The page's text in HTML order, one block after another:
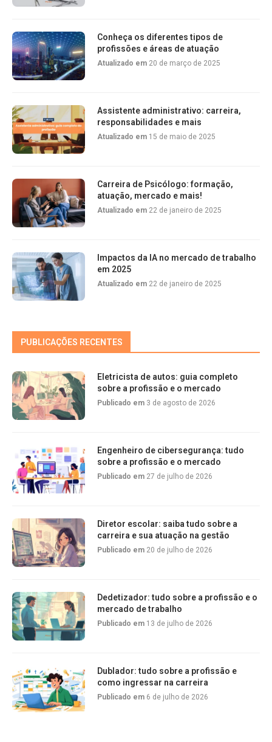
Conheça os diferentes tipos de
profissões e áreas de atuação
Atualizado em 20 de março de 2025
Assistente administrativo: carreira,
responsabilidades e mais
Atualizado em 15 de maio de 2025
Carreira de Psicólogo: formação,
atuação, mercado e mais!
Atualizado em 22 de janeiro de 2025
Impactos da IA no mercado de trabalho
em 2025
Atualizado em 22 de janeiro de 2025
PUBLICAÇÕES RECENTES
Eletricista de autos: guia completo
sobre a profissão e o mercado
Publicado em 3 de agosto de 2026
Engenheiro de cibersegurança: tudo
sobre a profissão e o mercado
Publicado em 27 de julho de 2026
Diretor escolar: saiba tudo sobre a
carreira e sua atuação na gestão
Publicado em 20 de julho de 2026
Dedetizador: tudo sobre a profissão e o
mercado de trabalho
Publicado em 13 de julho de 2026
Dublador: tudo sobre a profissão e
como ingressar na carreira
Publicado em 6 de julho de 2026